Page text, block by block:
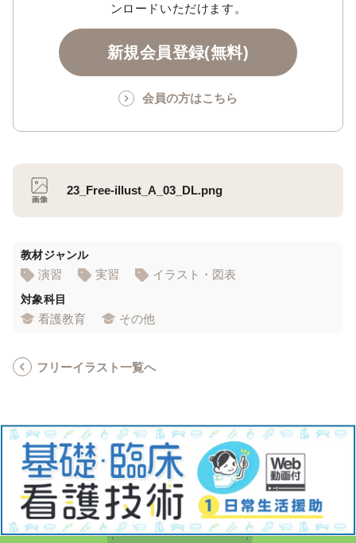
ンロードいただけます。
新規会員登録(無料)
会員の方はこちら
23_Free-illust_A_03_DL.png
教材ジャンル
演習 実習 イラスト・図表
対象科目
看護教育 その他
フリーイラスト一覧へ